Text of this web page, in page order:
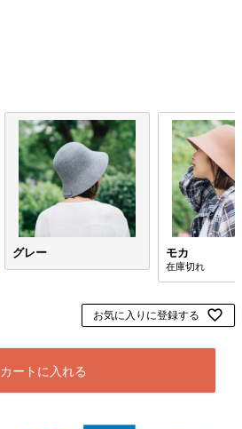
グレー モカ
お気に入りに登録する
カートに入れる